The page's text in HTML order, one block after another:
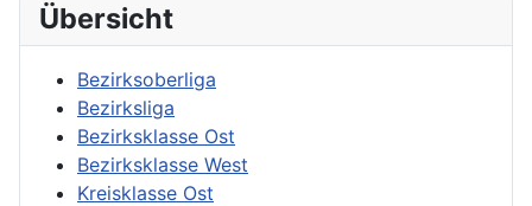
Übersicht
Bezirksoberliga
Bezirksliga
Bezirksklasse Ost
Bezirksklasse West
Kreisklasse Ost